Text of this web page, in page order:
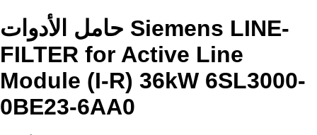
حامل الأدوات Siemens LINE-
FILTER for Active Line
Module (I-R) 36kW 6SL3000-
0BE23-6AA0